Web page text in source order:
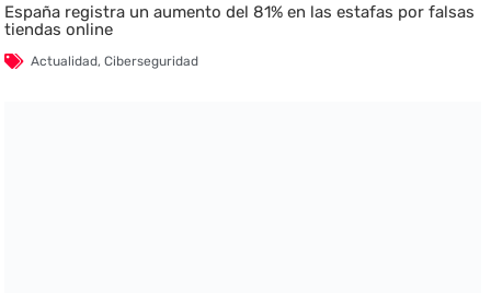
España registra un aumento del 81% en las estafas por falsas
tiendas online
Actualidad,Ciberseguridad